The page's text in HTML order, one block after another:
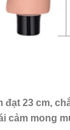
23 cm,
cảm mong